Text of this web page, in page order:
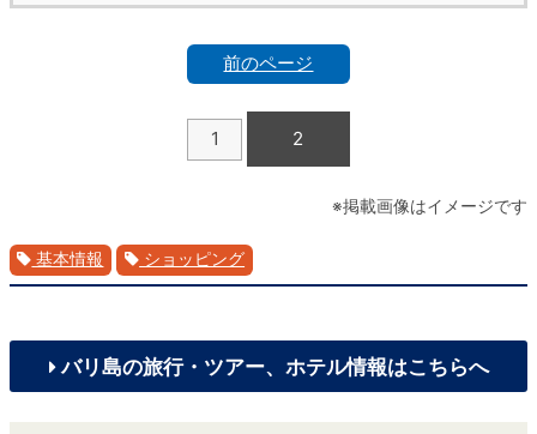
前のページ
1 2
※掲載画像はイメージです
基本情報 ショッピング
バリ島の旅行・ツアー、ホテル情報はこちらへ